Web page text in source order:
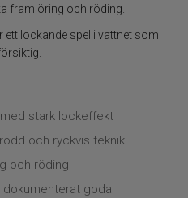
fram öring och röding.
ett lockande spel i vattnet som
stark lockeffekt
och ryckvis teknik
och röding
goda